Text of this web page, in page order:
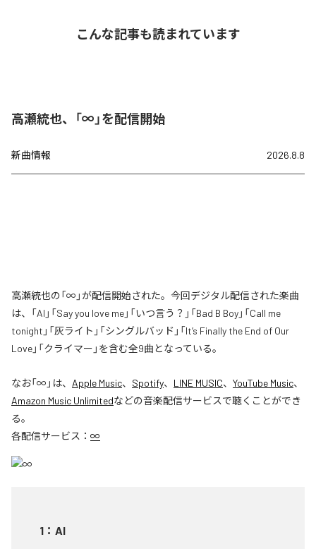
こんな記事も読まれています
高瀬統也、「∞」を配信開始
新曲情報 2026.8.8
高瀬統也の「∞」が配信開始された。今回デジタル配信された楽曲
は、「AI」「Say you love me」「いつ言う？」「Bad B Boy」「Call me
tonight」「灰ライト」「シングルバッド」「It’s Finally the End of Our
Love」「クライマー」を含む全9曲となっている。
なお「∞ 」は、 Apple Music、 Spotify、 LINE MUSIC、 YouTube Music、
Amazon Music Unlimitedなどの音楽配信サービスで聴くことができ
る。
各配信サービス： ∞
1 ： AI